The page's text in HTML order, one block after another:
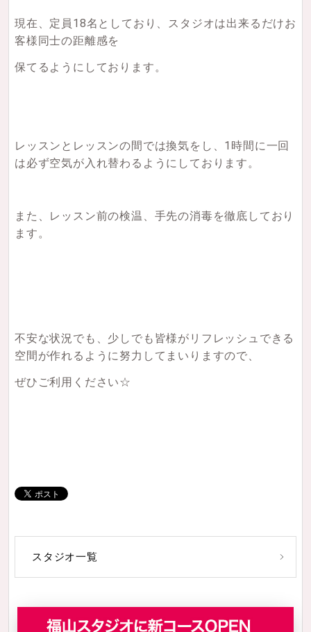
現在、定員18名としており、スタジオは出来るだけお
客様同士の距離感を
保てるようにしております。
レッスンとレッスンの間では換気をし、1時間に一回
は必ず空気が入れ替わるようにしております。
また、レッスン前の検温、手先の消毒を徹底しており
ます。
不安な状況でも、少しでも皆様がリフレッシュできる
空間が作れるように努力してまいりますので、
ぜひご利用ください☆
スタジオ一覧